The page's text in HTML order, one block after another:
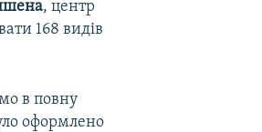
, центр
168 видів
в повну
оформлено